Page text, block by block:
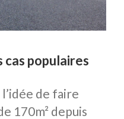
cas populaires
de faire
170m² depuis